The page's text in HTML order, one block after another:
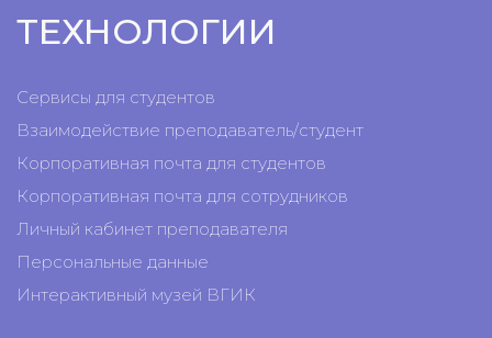
ТЕХНОЛОГИИ
Сервисы для студентов
Взаимодействие преподаватель/студент
Корпоративная почта для студентов
Корпоративная почта для сотрудников
Личный кабинет преподавателя
Персональные данные
Интерактивный музей ВГИК